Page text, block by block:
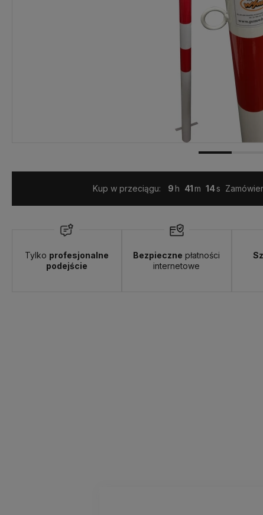
Kup w przeciągu: 9 41 13
Tylko profesjonalne
podejście
Bezpieczne płatności
internetowe
Wysyłka w: 24 godziny